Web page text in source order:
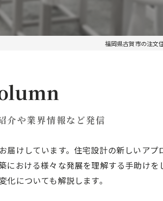
福岡県古賀市の注文
介や業界情報など発信
けしています。住宅設計の新しいア
おける様々な発展を理解する手助け
についても解説します。